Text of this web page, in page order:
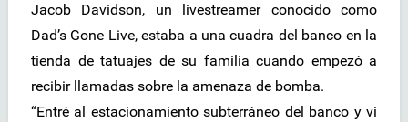
Jacob Davidson, un livestreamer conocido como
Dad’s Gone Live, estaba a una cuadra del banco en la
tienda de tatuajes de su familia cuando empezó a
recibir llamadas sobre la amenaza de bomba.
“Entré al estacionamiento subterráneo del banco y vi